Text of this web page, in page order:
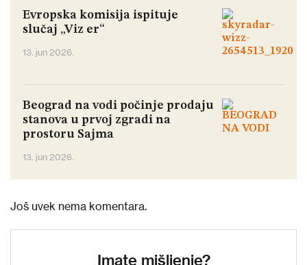
Evropska komisija ispituje
slučaj „Viz er“
13. jun 2026.
Beograd na vodi počinje prodaju
stanova u prvoj zgradi na
prostoru Sajma
13. jun 2026.
Još uvek nema komentara.
Imate mišljenje?